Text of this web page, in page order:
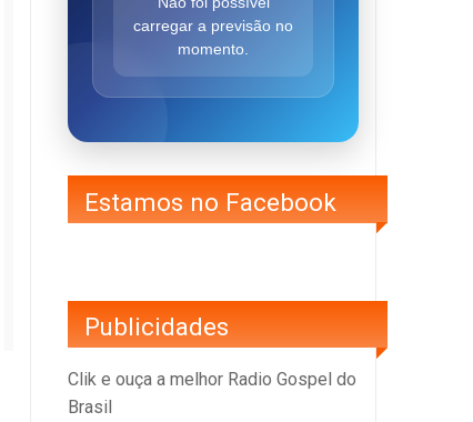
carregar a previsão no
momento.
Estamos no Facebook
Publicidades
Clik e ouça a melhor Radio Gospel do
Brasil